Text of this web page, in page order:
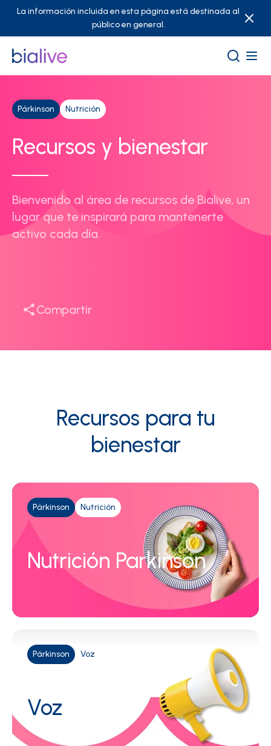
La información incluida en esta página está destinada al
público en general.
Párkinson Nutrición
Recursos y bienestar
Bienvenido al área de recursos de Bialive, un
lugar que te inspirará para mantenerte
activo cada día.
Compartir
Recursos para tu
bienestar
Párkinson Nutrición
Nutrición Parkinson
Párkinson Voz
Voz